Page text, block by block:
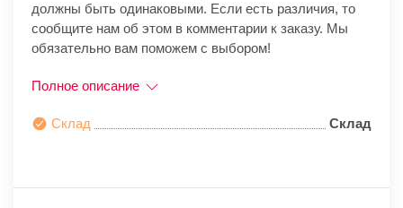
должны быть одинаковыми. Если есть различия, то
сообщите нам об этом в комментарии к заказу. Мы
обязательно вам поможем с выбором!
Полное описание
Склад Склад